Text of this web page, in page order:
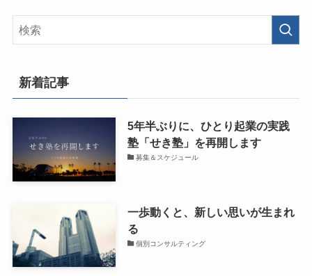
新着記事
5年半ぶりに、ひとり起業の実践
塾「せき塾」を再開します
募集＆スケジュール
一歩動くと、新しい思いが生まれ
る
個別コンサルティング